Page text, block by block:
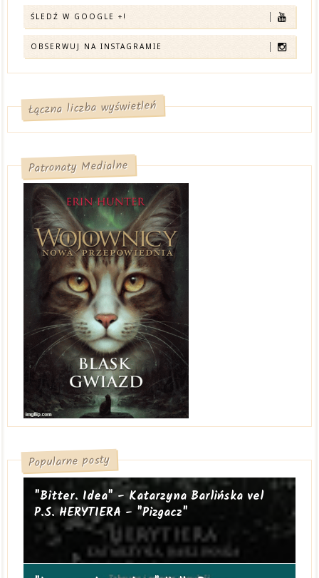
ŚLEDŹ W GOOGLE +!
OBSERWUJ NA INSTAGRAMIE
Łączna liczba wyświetleń
Patronaty Medialne
Popularne posty
"Bitter. Idea" - Katarzyna Barlińska vel
P.S. HERYTIERA - "Pizgacz"